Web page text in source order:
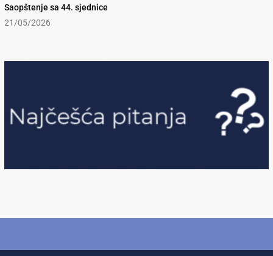
Saopštenje sa 44. sjednice
21/05/2026